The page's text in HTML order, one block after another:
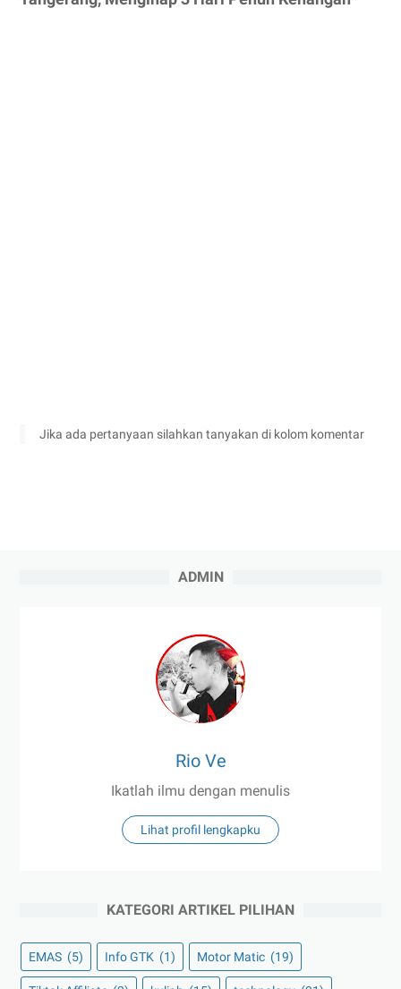
Jika ada pertanyaan silahkan tanyakan di kolom komentar
ADMIN
Rio Ve
Ikatlah ilmu dengan menulis
Lihat profil lengkapku
KATEGORI ARTIKEL PILIHAN
EMAS (5) Info GTK (1) Motor Matic (19)